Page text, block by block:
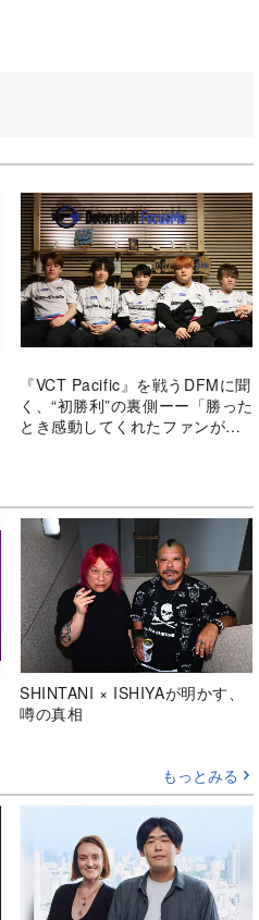
『VCT Pacific』を戦うDFMに聞
く、“初勝利”の裏側ーー「勝った
とき感動してくれたファンがい
SHINTANI × ISHIYAが明かす、
噂の真相
もっとみる